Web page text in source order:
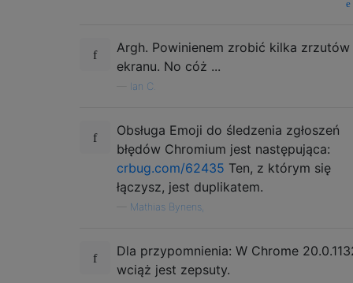
Argh. Powinienem zrobić kilka zrzutów
ekranu. No cóż ...
Ian C.
Obsługa Emoji do śledzenia zgłoszeń
błędów Chromium jest następująca:
crbug.com/62435 Ten, z którym się
łączysz, jest duplikatem.
Mathias Bynens,
Dla przypomnienia: W Chrome
wciąż jest zepsuty.